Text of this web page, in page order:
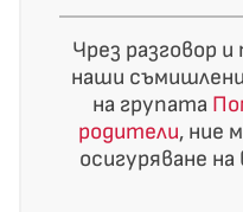
Чрез разговор
наши
на групата
родители, ние
осигуряване